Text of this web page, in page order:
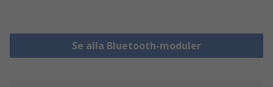
Se alla Bluetooth-moduler